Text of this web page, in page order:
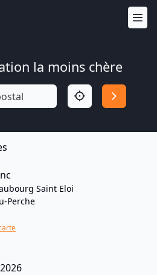
la moins chère
Saint Eloi
Perche